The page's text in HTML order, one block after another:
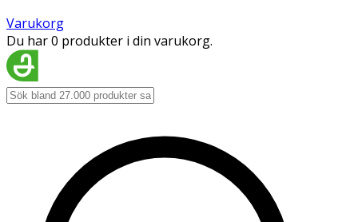
Varukorg
Du har 0 produkter i din varukorg.